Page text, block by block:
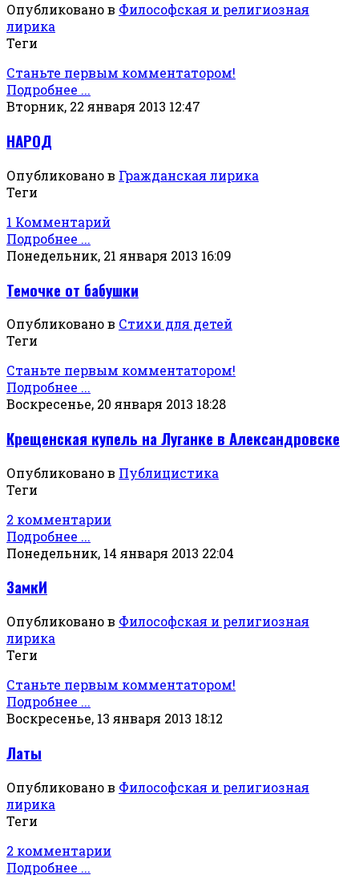
Опубликовано в Философская и религиозная
лирика
Теги
Станьте первым комментатором!
Подробнее ...
Вторник, 22 января 2013 12:47
НАРОД
Опубликовано в Гражданская лирика
Теги
1 Комментарий
Подробнее ...
Понедельник, 21 января 2013 16:09
Темочке от бабушки
Опубликовано в Стихи для детей
Теги
Станьте первым комментатором!
Подробнее ...
Воскресенье, 20 января 2013 18:28
Крещенская купель на Луганке в Александровске
Опубликовано в Публицистика
Теги
2 комментарии
Подробнее ...
Понедельник, 14 января 2013 22:04
ЗамкИ
Опубликовано в Философская и религиозная
лирика
Теги
Станьте первым комментатором!
Подробнее ...
Воскресенье, 13 января 2013 18:12
Латы
Опубликовано в Философская и религиозная
лирика
Теги
2 комментарии
Подробнее ...